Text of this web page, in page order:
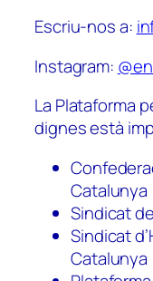
Escriu-nos a:
Instagram:
La Plataforma
dignes està
Catalunya
Sindicat
Sindicat
Catalunya